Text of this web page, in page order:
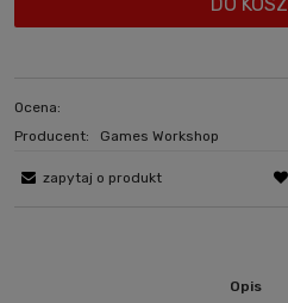
Ocena:
Producent:
Games Workshop
zapytaj o produkt
Opis